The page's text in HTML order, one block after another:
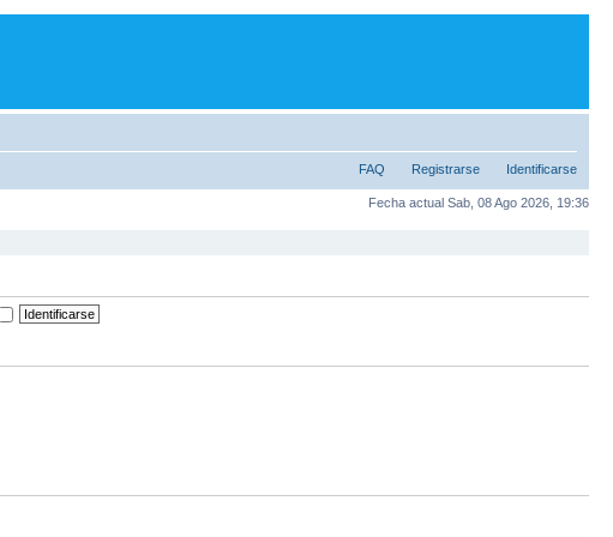
FAQ Registrarse Identificarse
Fecha actual Sab, 08 Ago 2026, 19:36